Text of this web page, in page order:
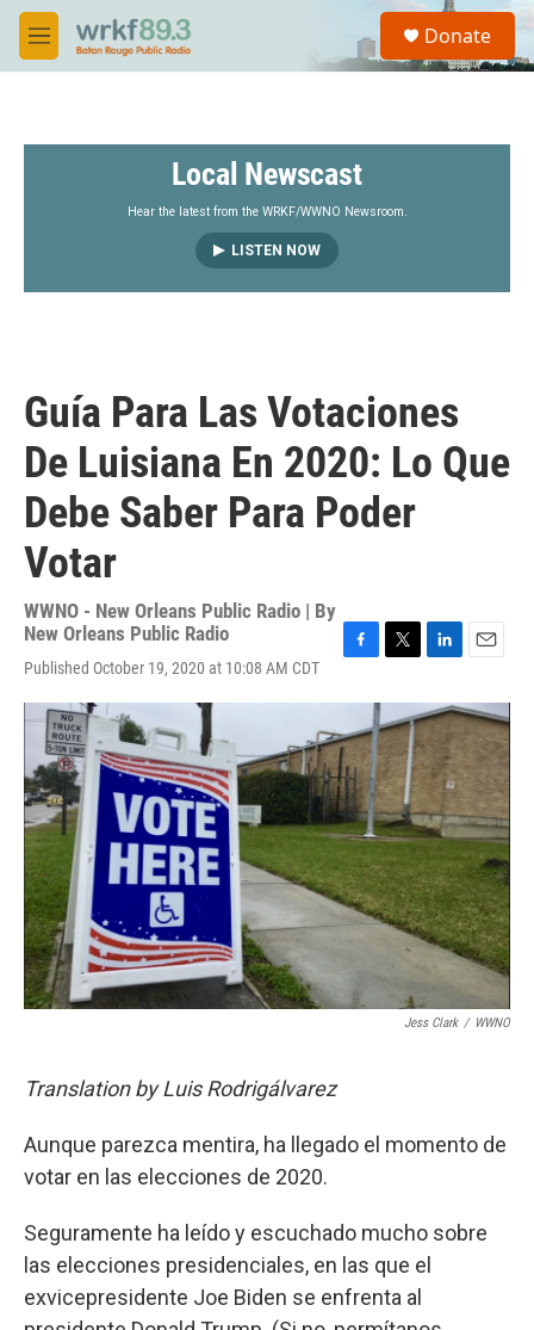
Skip to main content
M
e
S
a
Donate
Local Newscast
Hear the latest from the WRKF/WWNO Newsroom.
LISTEN NOW
Guía Para Las Votaciones
De Luisiana En 2020: Lo Que
Debe Saber Para Poder
Votar
WWNO - New Orleans Public Radio | By
New Orleans Public Radio
Published October 19, 2020 at 10:08 AM CDT
c
e
b
o
o
k
i
t
t
e
r
n
k
e
d
I
n
a
i
Jess Clark / WWNO
Translation by Luis Rodrigálvarez
Aunque parezca mentira, ha llegado el momento de
votar en las elecciones de 2020.
Seguramente ha leído y escuchado mucho sobre
las elecciones presidenciales, en las que el
exvicepresidente Joe Biden se enfrenta al